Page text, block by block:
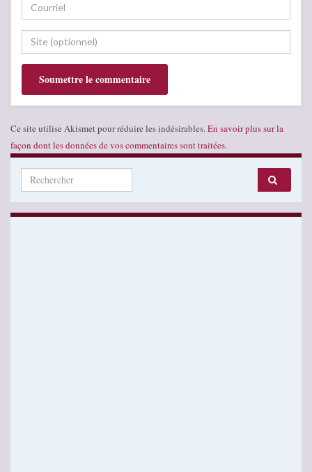
Ce site utilise Akismet pour réduire les indésirables. En savoir plus sur la
façon dont les données de vos commentaires sont traitées.
Search for: